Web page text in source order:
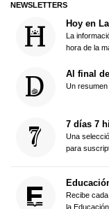
NEWSLETTERS
Hoy en
La
hora de la
Al final
Un
7 días 7
Una
para
Recibe
la Educación